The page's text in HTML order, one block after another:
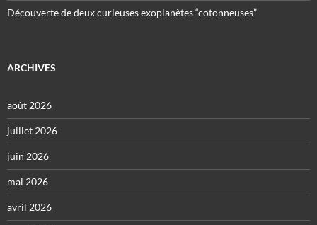
Découverte de deux curieuses exoplanètes “cotonneuses”
ARCHIVES
août 2026
juillet 2026
juin 2026
mai 2026
avril 2026